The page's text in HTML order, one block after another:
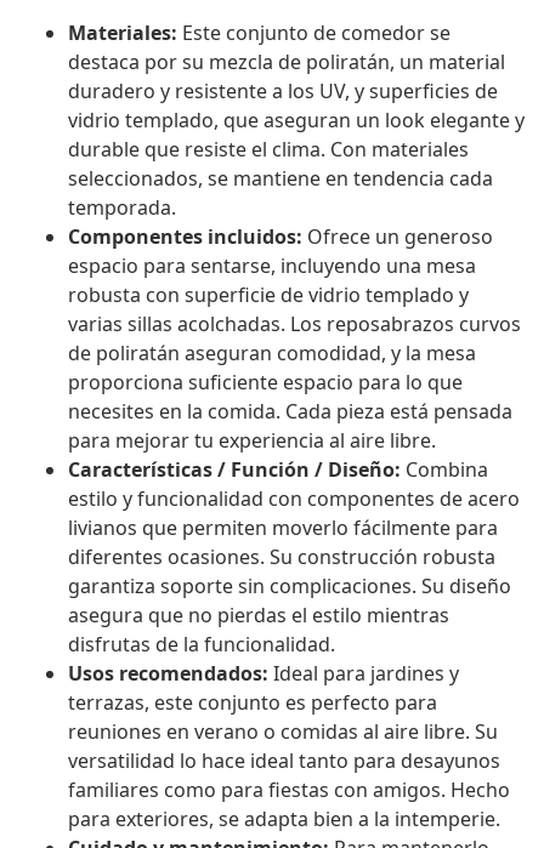
Materiales: Este conjunto de comedor se
destaca por su mezcla de poliratán, un material
duradero y resistente a los UV, y superficies de
vidrio templado, que aseguran un look elegante y
durable que resiste el clima. Con materiales
seleccionados, se mantiene en tendencia cada
temporada.
Componentes incluidos: Ofrece un generoso
espacio para sentarse, incluyendo una mesa
robusta con superficie de vidrio templado y
varias sillas acolchadas. Los reposabrazos curvos
de poliratán aseguran comodidad, y la mesa
proporciona suficiente espacio para lo que
necesites en la comida. Cada pieza está pensada
para mejorar tu experiencia al aire libre.
Características / Función / Diseño: Combina
estilo y funcionalidad con componentes de acero
livianos que permiten moverlo fácilmente para
diferentes ocasiones. Su construcción robusta
garantiza soporte sin complicaciones. Su diseño
asegura que no pierdas el estilo mientras
disfrutas de la funcionalidad.
Usos recomendados: Ideal para jardines y
terrazas, este conjunto es perfecto para
reuniones en verano o comidas al aire libre. Su
versatilidad lo hace ideal tanto para desayunos
familiares como para fiestas con amigos. Hecho
para exteriores, se adapta bien a la intemperie.